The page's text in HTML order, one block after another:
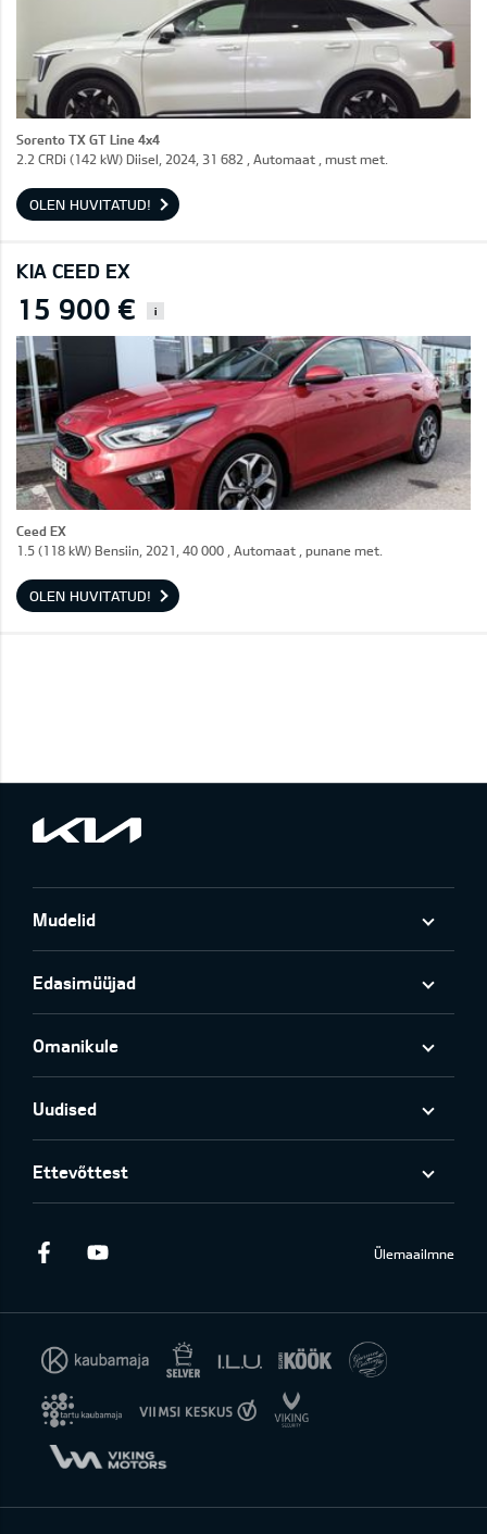
Sorento TX GT Line 4x4
2.2 CRDi (142 kW) Diisel, 2024, 31 682 , Automaat , must met.
OLEN HUVITATUD!
KIA CEED EX
15 900 € i
Ceed EX
1.5 (118 kW) Bensiin, 2021, 40 000 , Automaat , punane met.
OLEN HUVITATUD!
Mudelid
Edasimüüjad
Omanikule
Uudised
Ettevõttest
Facebook Ülemaailmne